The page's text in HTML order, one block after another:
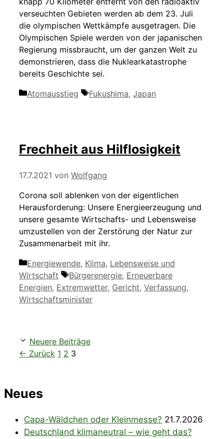
verseuchten Gebieten werden ab dem 23. Juli
die olympischen Wettkämpfe ausgetragen. Die
Olympischen Spiele werden von der japanischen
Regierung missbraucht, um der ganzen Welt zu
demonstrieren, dass die Nuklearkatastrophe
bereits Geschichte sei.
Kategorien
Atomausstieg Schlagwörter
Fukushima, Japan
Frechheit aus Hilflosigkeit
17.7.2021 von Wolfgang
Corona soll ablenken von der eigentlichen
Herausforderung: Unsere Energieerzeugung und
unsere gesamte Wirtschafts- und Lebensweise
umzustellen von der Zerstörung der Natur zur
Zusammenarbeit mit ihr.
Kategorien
Energiewende, Klima, Lebensweise und
Wirtschaft
Schlagwörter
Bürgerenergie, Erneuerbare
Energien, Extremwetter, Gericht, Verfassung,
Wirtschaftsminister
Neuere Beiträge
← Zurück Seite
1 Seite
2 Seite
3
Neues
Capa-Wäldchen oder Kleinmesse? 21.7.2026
Deutschland klimaneutral – wie geht das?